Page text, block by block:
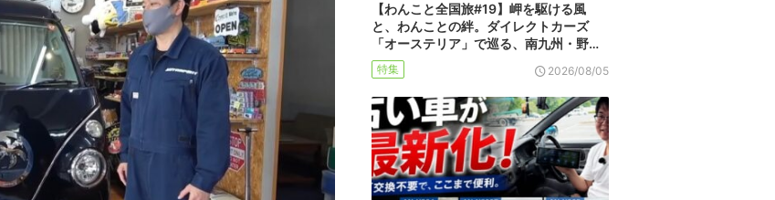
【わんこと全国旅#19】岬を駆ける風
と、わんことの絆。ダイレクトカーズ
「オーステリア」で巡る、南九州・野…
特集 2026/08/05